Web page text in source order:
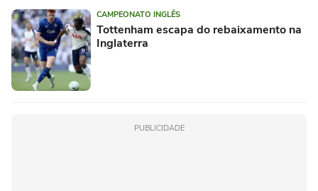
CAMPEONATO INGLÊS
Tottenham escapa do rebaixamento na
Inglaterra
PUBLICIDADE